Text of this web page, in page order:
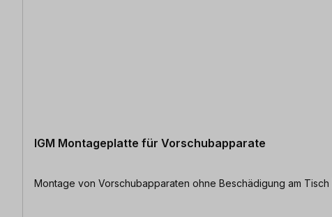
IGM Montageplatte für Vorschubapparate
Montage von Vorschubapparaten ohne Beschädigung am